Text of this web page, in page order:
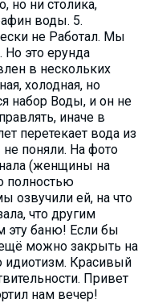
но ни столика,
воды. 5.
не Работал. Мы
Но это ерунда
в нескольких
холодная, но
набор Воды, и он не
иначе в
перетекает вода из
не поняли. На фото
(женщины на
полностью
озвучили ей, на что
что другим
эту баню! Если бы
можно закрыть на
идиотизм. Красивый
Привет
нам вечер!